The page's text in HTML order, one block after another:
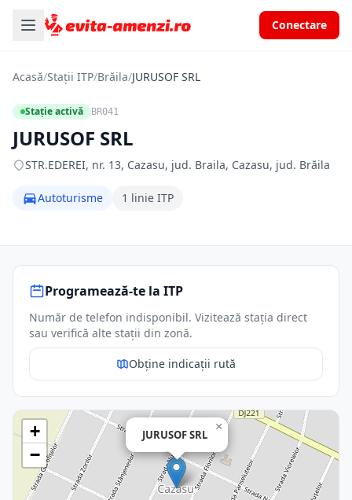
Conectare
Acasă/Stații ITP/Brăila/JURUSOF SRL
Stație activă BR041
JURUSOF SRL
STR.EDEREI, nr. 13, Cazasu, jud. Braila, Cazasu, jud. Brăila
Autoturisme 1 linie ITP
Programează-te la ITP
Număr de telefon indisponibil. Vizitează stația direct
sau verifică alte stații din zonă.
Obține indicații rută
JURUSOF SRL
×
+
−